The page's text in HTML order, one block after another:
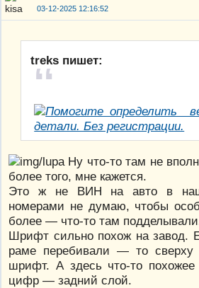
03-12-2025 12:16:52
treks пишет:
Ну что-то там не
более того, мне кажется.
Это ж не ВИН на авто в
номерами не думаю, чтобы
более — что-то там
Шрифт сильно похож на завод.
раме перебивали — то
шрифт. А здесь что-то похожее
цифр — задний слой.